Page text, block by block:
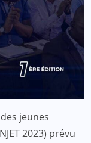
jeunes
NJET 2023) prévu